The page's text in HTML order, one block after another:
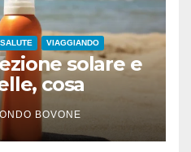
SALUTE VIAGGIANDO
solare e
cosa
BOVONE